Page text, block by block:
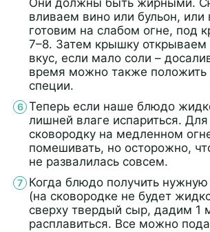
Они должны быть жирными.
вливаем вино или бульон, или
готовим на слабом огне, под
7–8. Затем крышку открываем
вкус, если мало соли –
время можно также
специи.
Теперь если наше блюдо
лишней влаге испариться. Для
сковородку на медленном
помешивать, но осторожно,
не развалилась совсем.
Когда блюдо получить
(на сковородке не будет
сверху твердый сыр, дадим 1
расплавиться. Все можно